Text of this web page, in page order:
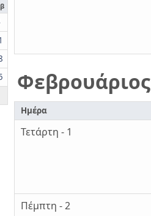
Φεβρουάριος
Ημέρα
Τετάρτη - 1
Πέμπτη - 2